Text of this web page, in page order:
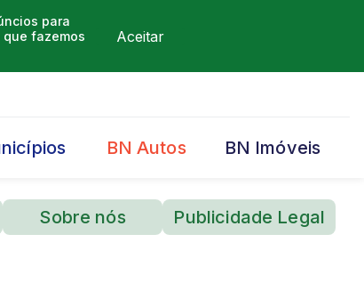
para
fazemos
Aceitar
BN Autos BN Imóveis
Sobre nós Publicidade Legal